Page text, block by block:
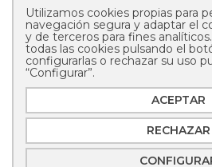
Copyright © 2025
Utilizamos cookies propias para
navegación segura y adaptar el
y de terceros para fines
todas las cookies pulsando el
configurarlas o rechazar su uso
“Configurar”.
ACEPTAR
RECHAZAR